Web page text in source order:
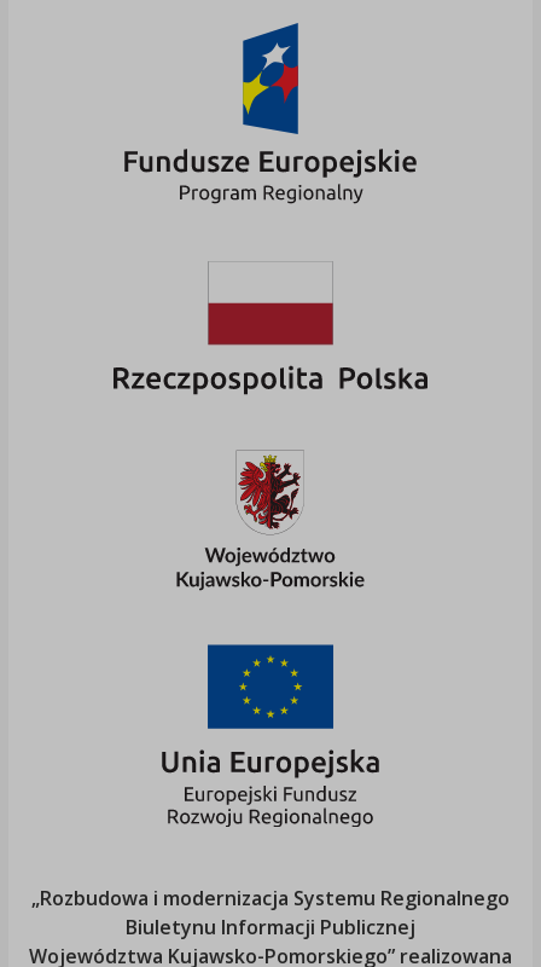
„Rozbudowa i modernizacja Systemu Regionalnego
Biuletynu Informacji Publicznej
Województwa Kujawsko-Pomorskiego” realizowana